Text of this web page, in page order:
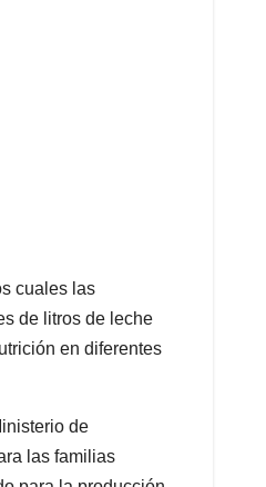
cuales las
de litros de leche
en diferentes
de
las familias